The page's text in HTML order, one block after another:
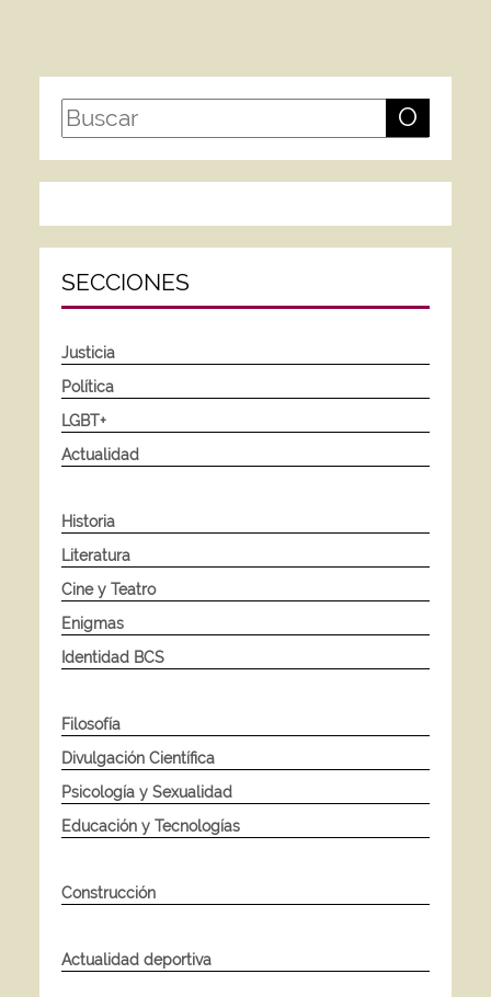
O
SECCIONES
Justicia
Política
LGBT+
Actualidad
Historia
Literatura
Cine y Teatro
Enigmas
Identidad BCS
Filosofía
Divulgación Científica
Psicología y Sexualidad
Educación y Tecnologías
Construcción
Actualidad deportiva